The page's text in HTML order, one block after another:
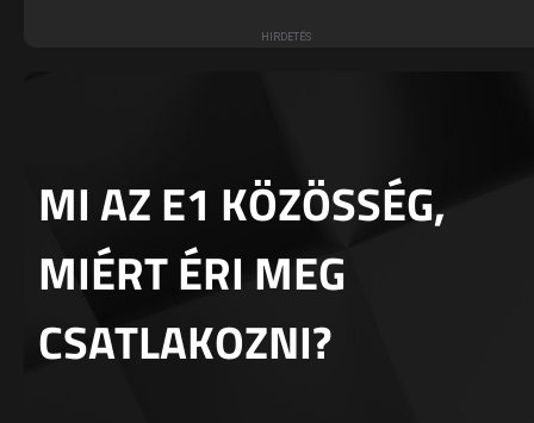
MI AZ E1 KÖZÖSSÉG,
MIÉRT ÉRI MEG
CSATLAKOZNI?